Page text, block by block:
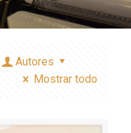
Autores
Mostrar todo